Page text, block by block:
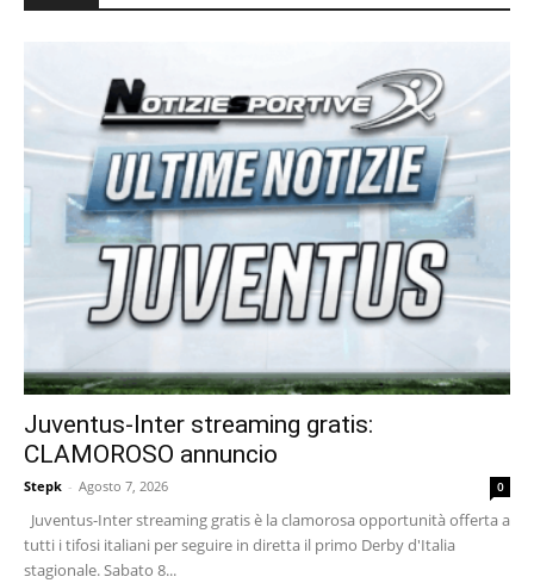
Juventus-Inter streaming gratis:
CLAMOROSO annuncio
Stepk - Agosto 7, 2026 0
Juventus-Inter streaming gratis è la clamorosa opportunità offerta a
tutti i tifosi italiani per seguire in diretta il primo Derby d'Italia
stagionale. Sabato 8...